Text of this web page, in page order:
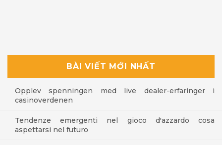
BÀI VIẾT MỚI NHẤT
Opplev spenningen med live dealer-erfaringer i
casinoverdenen
Tendenze emergenti nel gioco d'azzardo cosa
aspettarsi nel futuro